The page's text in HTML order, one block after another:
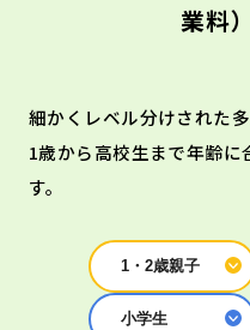
業料
細かくレベル分けされた多
1歳から高校生まで年齢
す。
1・2歳親子
小学生